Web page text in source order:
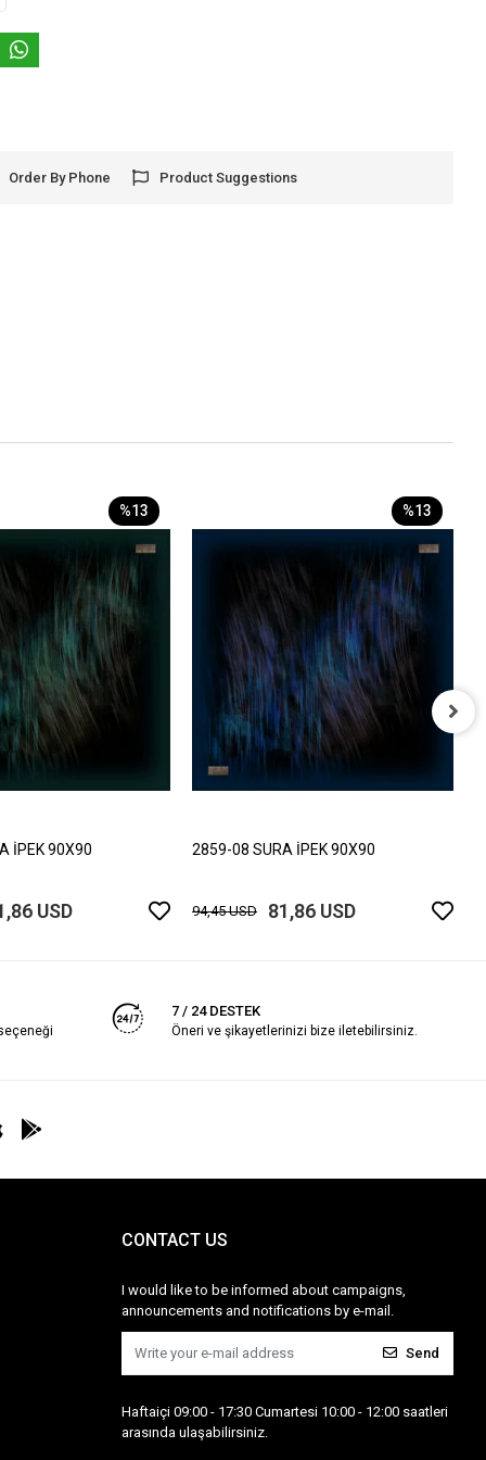
Order By Phone Product Suggestions
%13
İPEK 90X90
USD
%13
2859-08 SURA İPEK 90X90
94,45 USD 81,86 USD
7 / 24 DESTEK
Öneri ve şikayetlerinizi bize iletebilirsiniz.
CONTACT US
I would like to be informed about campaigns,
announcements and notifications by e-mail.
Send
Haftaiçi 09:00 - 17:30 Cumartesi 10:00 - 12:00 saatleri
arasında ulaşabilirsiniz.